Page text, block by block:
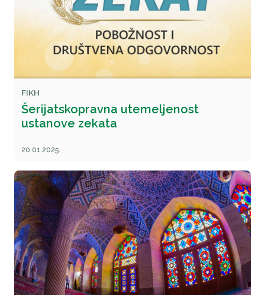
FIKH
Šerijatskopravna utemeljenost
ustanove zekata
20.01.2025.